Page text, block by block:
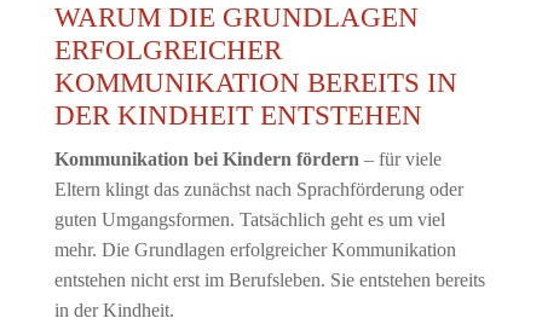
WARUM DIE GRUNDLAGEN
ERFOLGREICHER
KOMMUNIKATION BEREITS IN
DER KINDHEIT ENTSTEHEN
Kommunikation bei Kindern fördern – für viele
Eltern klingt das zunächst nach Sprachförderung oder
guten Umgangsformen. Tatsächlich geht es um viel
mehr. Die Grundlagen erfolgreicher Kommunikation
entstehen nicht erst im Berufsleben. Sie entstehen bereits
in der Kindheit.